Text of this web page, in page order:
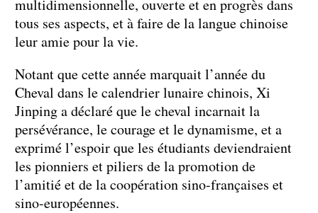
multidimensionnelle, ouverte et en progrès dans
tous ses aspects, et à faire de la langue chinoise
leur amie pour la vie.
Notant que cette année marquait l’année du
Cheval dans le calendrier lunaire chinois, Xi
Jinping a déclaré que le cheval incarnait la
persévérance, le courage et le dynamisme, et a
exprimé l’espoir que les étudiants deviendraient
les pionniers et piliers de la promotion de
l’amitié et de la coopération sino-françaises et
sino-européennes.